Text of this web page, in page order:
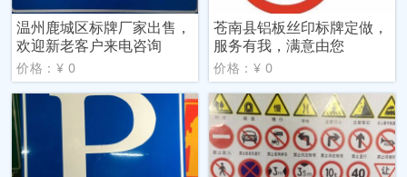
温州鹿城区标牌厂家出售，
欢迎新老客户来电咨询
价格：¥ 0
苍南县铝板丝印标牌定做，
服务有我，满意由您
价格：¥ 0